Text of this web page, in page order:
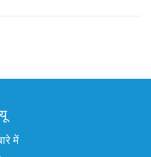
में